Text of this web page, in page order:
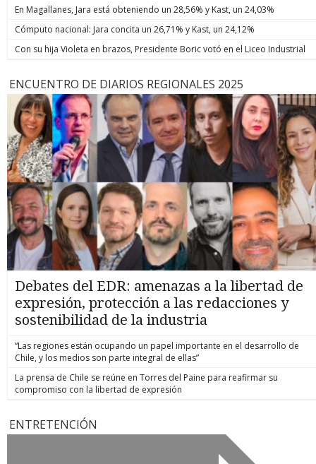
En Magallanes, Jara está obteniendo un 28,56% y Kast, un 24,03%
Cómputo nacional: Jara concita un 26,71% y Kast, un 24,12%
Con su hija Violeta en brazos, Presidente Boric votó en el Liceo Industrial
ENCUENTRO DE DIARIOS REGIONALES 2025
Debates del EDR: amenazas a la libertad de
expresión, protección a las redacciones y
sostenibilidad de la industria
“Las regiones están ocupando un papel importante en el desarrollo de
Chile, y los medios son parte integral de ellas”
La prensa de Chile se reúne en Torres del Paine para reafirmar su
compromiso con la libertad de expresión
ENTRETENCIÓN